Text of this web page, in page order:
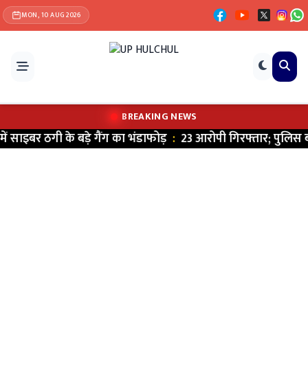
MON, 10 AUG 2026
BREAKING NEWS
ठगी के बड़े गैंग का भंडाफोड़:23 आरोपी गिरफ्तार; पुलिस बनकर